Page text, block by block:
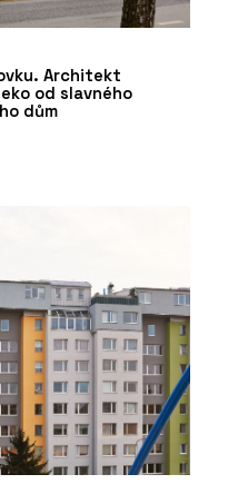
Architekt
od slavného
dům